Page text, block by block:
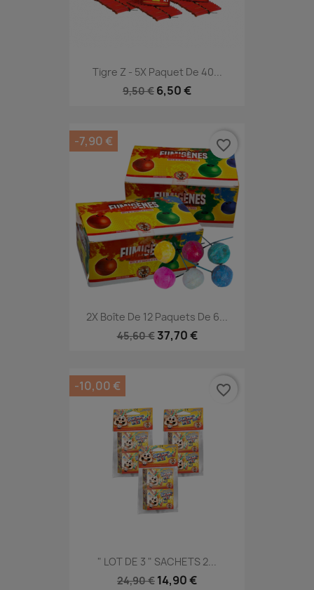
Tigre Z - 5X Paquet De 40...
9,50 € 6,50 €
2X Boîte De 12 Paquets De 6...
45,60 € 37,70 €
-7,90 € favorite_border
" LOT DE 3 " SACHETS 2...
24,90 € 14,90 €
-10,00 € favorite_border